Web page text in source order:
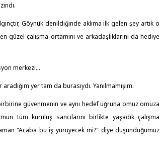
Göynük denildiğinde aklıma ilk gelen şey artık o
çalışma ortamını ve arkadaşlıklarını da hediye
merkezi...
yer tam da burasıydı. Yanılmamışım.
güvenmenin ve aynı hedef uğruna omuz omuza
tüm kuruluş sancılarını birlikte yaşadık çalışma
"Acaba bu iş yürüyecek mi?" diye düşündüğümüz